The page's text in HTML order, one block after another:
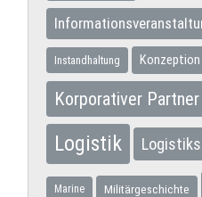
Instandhaltung Konzeption
Korporativer Partner
Logistik
Marine Militärgeschichte